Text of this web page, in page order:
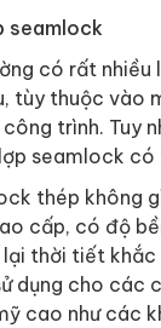
seamlock
có rất nhiều
tùy thuộc vào
trình. Tuy
seamlock có
thép không
cấp, có độ
lại thời tiết
dụng cho các
cao như các